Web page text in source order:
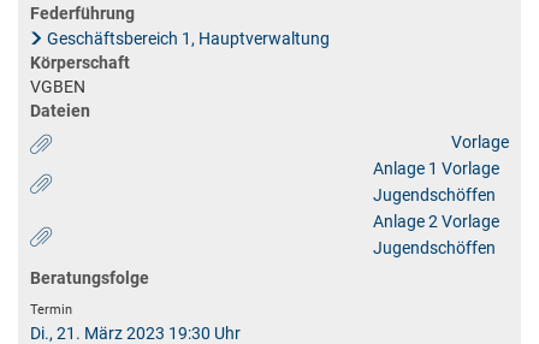
Federführung
Geschäftsbereich 1, Hauptverwaltung
Körperschaft
VGBEN
Dateien
Vorlage
Anlage 1 Vorlage
Jugendschöffen
Anlage 2 Vorlage
Jugendschöffen
Beratungsfolge
Di., 21. März 2023 19:30 Uhr